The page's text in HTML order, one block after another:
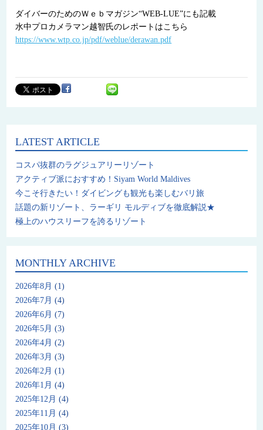
ダイバーのためのＷｅｂマガジン“WEB-LUE”にも記載
水中プロカメラマン越智氏のレポートはこちら
https://www.wtp.co.jp/pdf/weblue/derawan.pdf
LATEST ARTICLE
コスパ抜群のラグジュアリーリゾート
アクティブ派におすすめ！Siyam World Maldives
今こそ行きたい！ダイビングも観光も楽しむバリ旅
話題の新リゾート、ラーギリ モルディブを徹底解説★
極上のハウスリーフを誇るリゾート
MONTHLY ARCHIVE
2026年8月 (1)
2026年7月 (4)
2026年6月 (7)
2026年5月 (3)
2026年4月 (2)
2026年3月 (3)
2026年2月 (1)
2026年1月 (4)
2025年12月 (4)
2025年11月 (4)
2025年10月 (3)